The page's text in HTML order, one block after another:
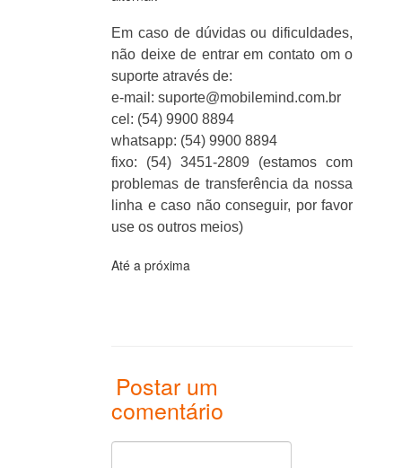
Em caso de dúvidas ou dificuldades,
não deixe de entrar em contato om o
suporte através de:
e-mail: suporte@mobilemind.com.br
cel: (54) 9900 8894
whatsapp: (54) 9900 8894
fixo: (54) 3451-2809 (estamos com
problemas de transferência da nossa
linha e caso não conseguir, por favor
use os outros meios)
Até a próxima
Postar um
comentário